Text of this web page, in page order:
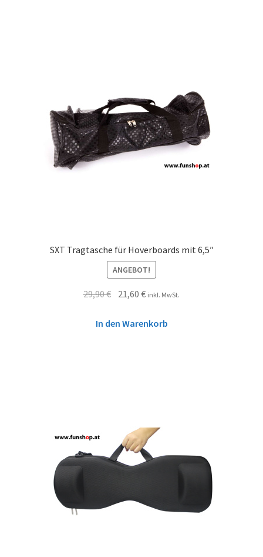
SXT Tragtasche für Hoverboards mit 6,5″
ANGEBOT!
29,90€ 21,60€ inkl. MwSt.
In den Warenkorb